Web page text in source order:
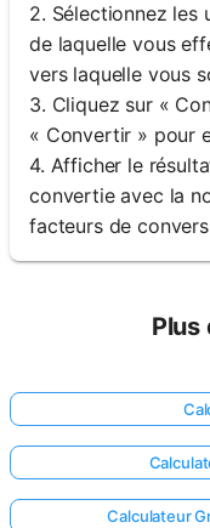
2. Sélectionnez les
de laquelle vous
vers laquelle vous
3. Cliquez sur «
« Convertir » pour
4. Afficher le
convertie avec la
facteurs de
Plus
Calculateur